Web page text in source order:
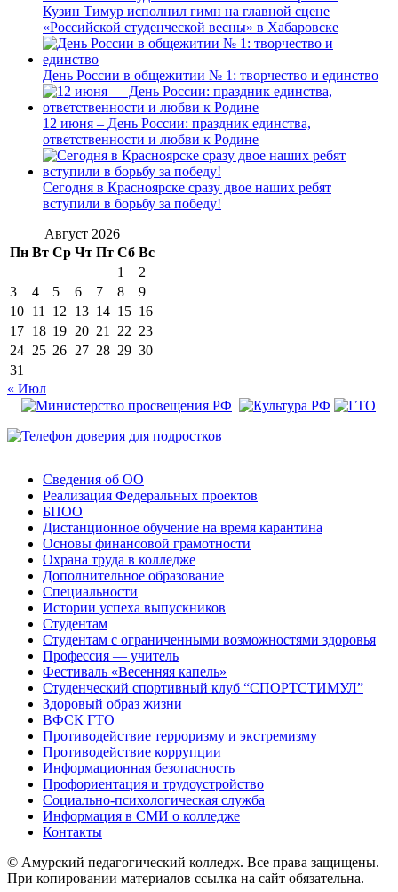
Кузин Тимур исполнил гимн на главной сцене
«Российской студенческой весны» в Хабаровске
День России в общежитии № 1: творчество и единство
12 июня – День России: праздник единства,
ответственности и любви к Родине
Сегодня в Красноярске сразу двое наших ребят
вступили в борьбу за победу!
Август 2026
Пн Вт Ср Чт Пт Сб Вс
1
2
3
4 5 6 7 8
9
10 11 12 13 14 15 16
17 18 19 20 21 22 23
24 25 26 27 28 29 30
31
« Июл
Сведения об ОО
Реализация Федеральных проектов
БПОО
Дистанционное обучение на время карантина
Основы финансовой грамотности
Охрана труда в колледже
Дополнительное образование
Специальности
Истории успеха выпускников
Студентам
Студентам с ограниченными возможностями здоровья
Профессия — учитель
Фестиваль «Весенняя капель»
Студенческий спортивный клуб “СПОРТСТИМУЛ”
Здоровый образ жизни
ВФСК ГТО
Противодействие терроризму и экстремизму
Противодействие коррупции
Информационная безопасность
Профориентация и трудоустройство
Социально-психологическая служба
Информация в СМИ о колледже
Контакты
© Амурский педагогический колледж. Все права защищены.
При копировании материалов ссылка на сайт обязательна.